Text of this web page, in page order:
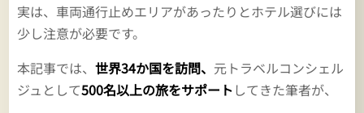
実は、車両通行止めエリアがあったりとホテル選びには
少し注意が必要です。
本記事では、世界34か国を訪問、 元トラベルコンシェル
ジュとして500名以上の旅をサポートしてきた筆者が、